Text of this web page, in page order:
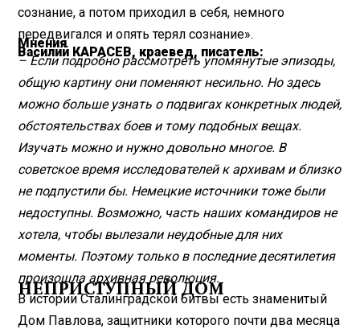
сознание, а потом приходил в себя, немного
передвигался и опять терял сознание».
Мнения
Василий КАРАСЕВ, краевед, писатель:
– Если подробно рассмотреть упомянутые эпизоды,
общую картину они поменяют несильно. Но здесь
можно больше узнать о подвигах конкретных людей,
обстоятельствах боев и тому подобных вещах.
Изучать можно и нужно довольно многое. В
советское время исследователей к архивам и близко
не подпустили бы. Немецкие источники тоже были
недоступны. Возможно, часть наших командиров не
хотела, чтобы вылезали неудобные для них
моменты. Поэтому только в последние десятилетия
произошла архивная революция.
НЕПРИСТУПНЫЙ ДОМ
В истории Сталинградской битвы есть знаменитый
Дом Павлова, защитники которого почти два месяца